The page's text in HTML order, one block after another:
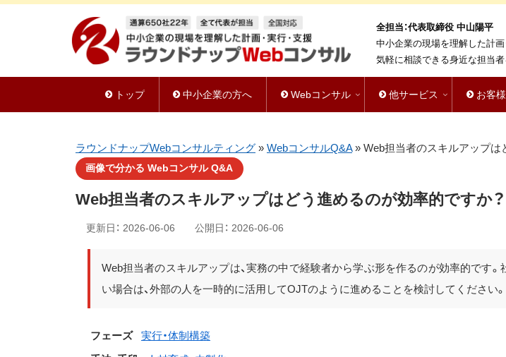
全担当：代表取締役 中山陽平
中小企業の現場を理解した計画
気軽に相談できる身近な担当
トップ 中小企業の方へ Webコンサル 他サービス お客
ラウンドナップWebコンサルティング » WebコンサルQ&A» Web担当者のスキルアップは
画像で分かる Webコンサル Q&A
Web担当者のスキルアップはどう進めるのが効率的ですか？
更新日： 2026-06-06 公開日： 2026-06-06
Web担当者のスキルアップは、実務の中で経験者から学ぶ形を作るのが効率的です
い場合は、外部の人を一時的に活用してOJTのように進めることを検討してください。
フェーズ
実行・体制構築